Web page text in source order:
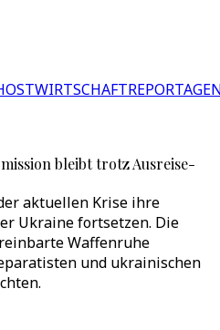
WIRTSCHAFT
bleibt trotz Ausreise-
aktuellen Krise ihre
Ukraine fortsetzen. Die
Waffenruhe
und ukrainischen